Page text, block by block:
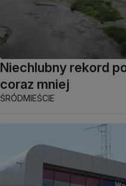
Niechlubny rekord
coraz mniej
ŚRÓDMIEŚCIE